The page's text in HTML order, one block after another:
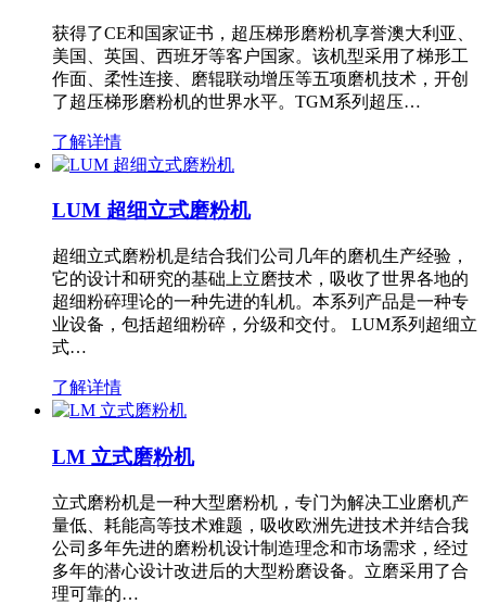
获得了CE和国家证书，超压梯形磨粉机享誉澳大利亚、
美国、英国、西班牙等客户国家。该机型采用了梯形工
作面、柔性连接、磨辊联动增压等五项磨机技术，开创
了超压梯形磨粉机的世界水平。TGM系列超压…
了解详情
LUM 超细立式磨粉机
超细立式磨粉机是结合我们公司几年的磨机生产经验，
它的设计和研究的基础上立磨技术，吸收了世界各地的
超细粉碎理论的一种先进的轧机。本系列产品是一种专
业设备，包括超细粉碎，分级和交付。 LUM系列超细立
式…
了解详情
LM 立式磨粉机
立式磨粉机是一种大型磨粉机，专门为解决工业磨机产
量低、耗能高等技术难题，吸收欧洲先进技术并结合我
公司多年先进的磨粉机设计制造理念和市场需求，经过
多年的潜心设计改进后的大型粉磨设备。立磨采用了合
理可靠的…